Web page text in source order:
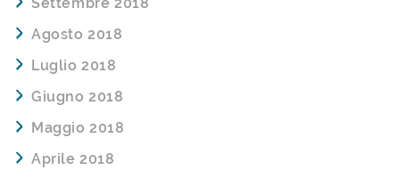
Agosto 2018
Luglio 2018
Giugno 2018
Maggio 2018
Aprile 2018